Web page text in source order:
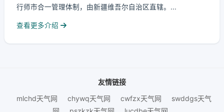
行师市合一管理体制，由新疆维吾尔自治区直辖。...
查看更多介绍
友情链接
mlchd天气网
chywq天气网 cwfzx天气网
swddgs天气